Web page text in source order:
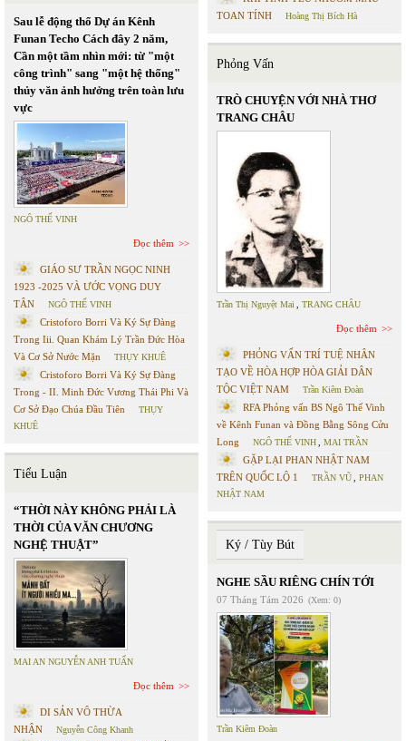
Sau lễ động thổ Dự án Kênh
Funan Techo Cách đây 2 năm,
Cần một tầm nhìn mới: từ "một
công trình" sang "một hệ thống"
thủy văn ảnh hưởng trên toàn lưu
vực
NGÔ THẾ VINH
Đọc thêm
GIÁO SƯ TRẦN NGỌC NINH
1923 -2025 VÀ ƯỚC VỌNG DUY
TÂN
NGÔ THẾ VINH
Cristoforo Borri Và Ký Sự Đàng
Trong Iii. Quan Khám Lý Trần Đức Hòa
Và Cơ Sở Nước Mặn
THỤY KHUÊ
Cristoforo Borri Và Ký Sự Đàng
Trong - II. Minh Đức Vương Thái Phi Và
Cơ Sở Đạo Chúa Đầu Tiên
THỤY
KHUÊ
Tiểu Luận
“THỜI NÀY KHÔNG PHẢI LÀ
THỜI CỦA VĂN CHƯƠNG
NGHỆ THUẬT”
MAI AN NGUYỄN ANH TUẤN
Đọc thêm
DI SẢN VÔ THỪA
NHẬN
Nguyễn Công Khanh
TOAN TÍNH
Hoàng Thị Bích Hà
Phỏng Vấn
TRÒ CHUYỆN VỚI NHÀ THƠ
TRANG CHÂU
Trần Thị Nguyệt Mai TRANG CHÂU
Đọc thêm
PHỎNG VẤN TRÍ TUỆ NHÂN
TẠO VỀ HÒA HỢP HÒA GIẢI DÂN
TỘC VIỆT NAM
Trần Kiêm Đoàn
RFA Phỏng vấn BS Ngô Thế Vinh
về Kênh Funan và Đồng Bằng Sông Cửu
Long
NGÔ THẾ VINH MAI TRẦN
GẶP LẠI PHAN NHẬT NAM
TRÊN QUỐC LỘ 1
TRẦN VŨ
PHAN
NHẬT NAM
Ký / Tùy Bút
NGHE SẦU RIÊNG CHÍN TỚI
07 Tháng Tám 2026 (Xem: 0)
Trần Kiêm Đoàn